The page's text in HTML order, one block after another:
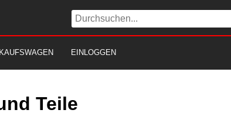
EINLOGGEN
Teile